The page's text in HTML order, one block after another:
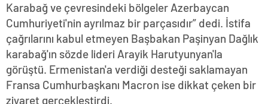
Karabağ ve çevresindeki bölgeler Azerbaycan
Cumhuriyeti'nin ayrılmaz bir parçasıdır” dedi. İstifa
çağrılarını kabul etmeyen Başbakan Paşinyan Dağlık
karabağ'ın sözde lideri Arayik Harutyunyan'la
görüştü. Ermenistan'a verdiği desteği saklamayan
Fransa Cumhurbaşkanı Macron ise dikkat çeken bir
ziyaret gerçekleştirdi.